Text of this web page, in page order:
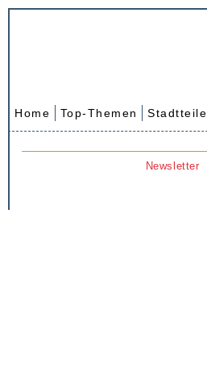
Home Top-Themen Stadtteile
Newsletter